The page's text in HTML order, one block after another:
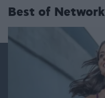
Best of Network